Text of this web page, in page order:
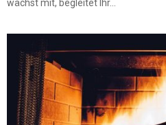
wächst mit, begleitet Ihr...